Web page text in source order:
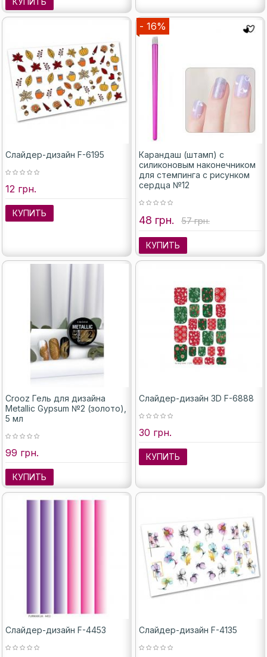
Слайдер-дизайн F-6195
12 грн.
КУПИТЬ
- 16%
Карандаш (штамп) с
силиконовым наконечником
для стемпинга с рисунком
сердца №12
48 грн. 57 грн.
КУПИТЬ
Crooz Гель для дизайна
Metallic Gypsum №2 (золото),
5 мл
99 грн.
КУПИТЬ
Слайдер-дизайн 3D F-6888
30 грн.
КУПИТЬ
Слайдер-дизайн F-4453 Слайдер-дизайн F-4135